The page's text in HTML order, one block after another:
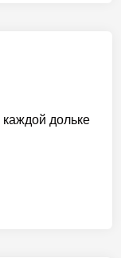
каждой дольке